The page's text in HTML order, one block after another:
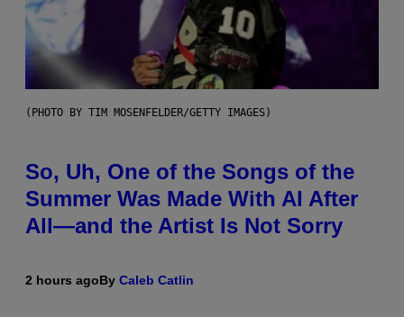
(PHOTO BY TIM MOSENFELDER/GETTY IMAGES)
So, Uh, One of the Songs of the
Summer Was Made With AI After
All—and the Artist Is Not Sorry
2 hours agoBy Caleb Catlin